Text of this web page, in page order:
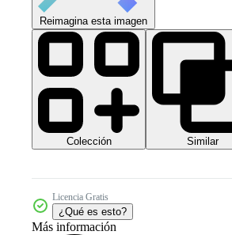
Reimagina esta imagen
Colección Similar
Licencia Gratis
¿Qué es esto?
Más información